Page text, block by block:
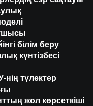
білім беру
күнтізбесі
түлектер
жол көрсеткіші